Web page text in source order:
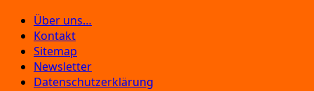
Über uns…
Kontakt
Sitemap
Newsletter
Datenschutzerklärung